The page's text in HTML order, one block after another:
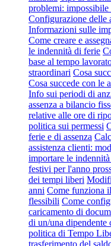
problemi: impossibile
Configurazione delle
Informazioni sulle
Come creare e
le indennità di ferie
base al tempo
straordinari Cosa
Cosa succede con le
Info sui periodi di
assenza a bilancio
relative alle ore di
politica sui permessi
ferie e di assenza
assistenza clienti:
importare le indennità
festivi per l'anno
dei tempi liberi
anni Come funziona
flessibili Come
caricamento di
di un/una dipendente
politica di Tempo
trasferimento del